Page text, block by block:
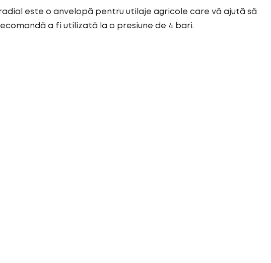
radial este o anvelopă pentru utilaje agricole care vă ajută să
a fi utilizată la o presiune de 4 bari.